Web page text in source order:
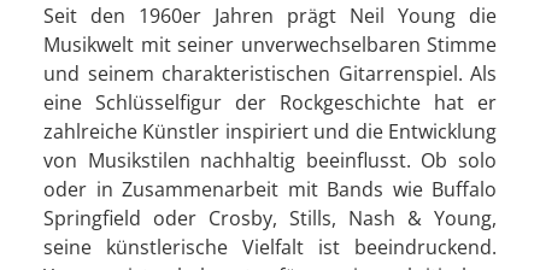
Seit den 1960er Jahren prägt Neil Young die
Musikwelt mit seiner unverwechselbaren Stimme
und seinem charakteristischen Gitarrenspiel. Als
eine Schlüsselfigur der Rockgeschichte hat er
zahlreiche Künstler inspiriert und die Entwicklung
von Musikstilen nachhaltig beeinflusst. Ob solo
oder in Zusammenarbeit mit Bands wie Buffalo
Springfield oder Crosby, Stills, Nash & Young,
seine künstlerische Vielfalt ist beeindruckend.